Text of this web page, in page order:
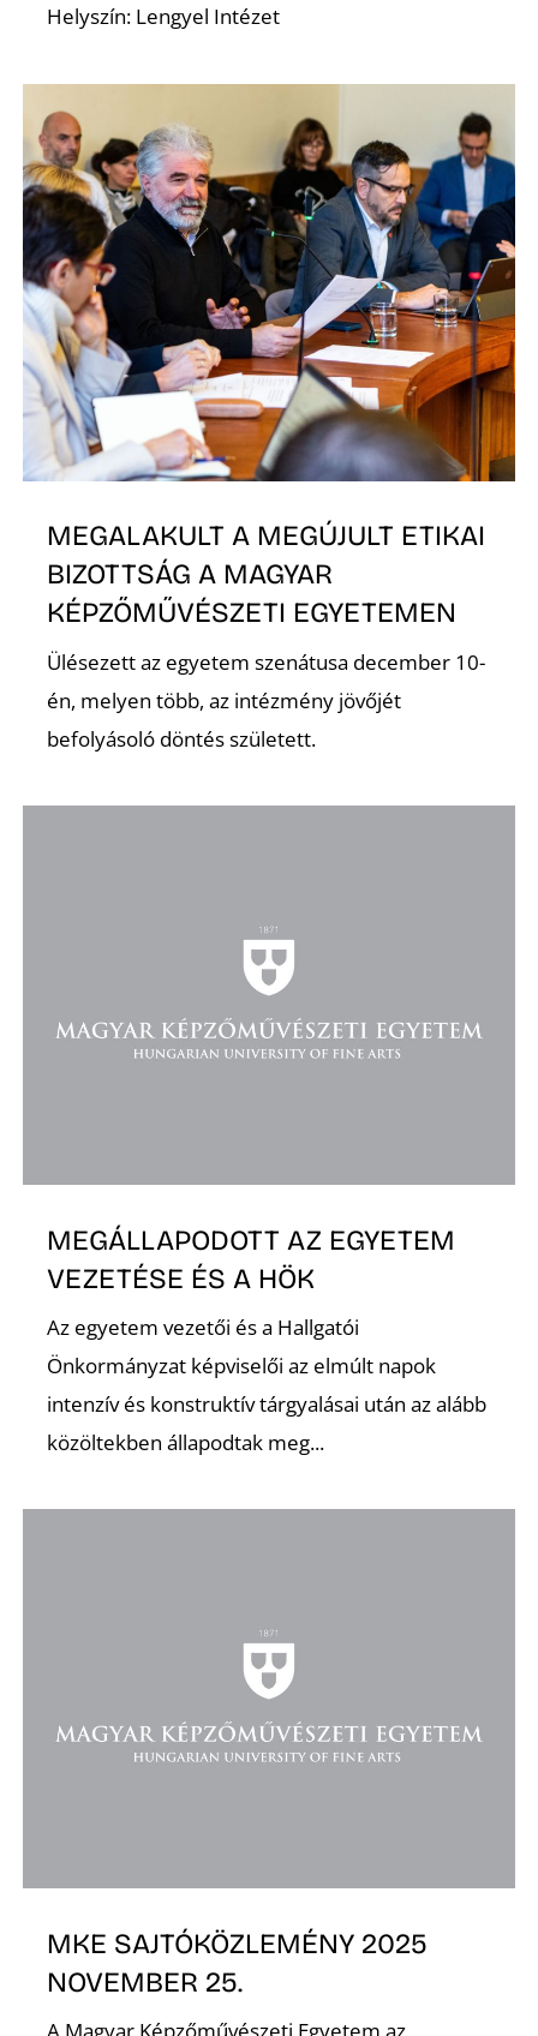
Helyszín: Lengyel Intézet
MEGALAKULT A MEGÚJULT ETIKAI
BIZOTTSÁG A MAGYAR
KÉPZŐMŰVÉSZETI EGYETEMEN
Ülésezett az egyetem szenátusa december 10-
én, melyen több, az intézmény jövőjét
befolyásoló döntés született.
MEGÁLLAPODOTT AZ EGYETEM
VEZETÉSE ÉS A HÖK
Az egyetem vezetői és a Hallgatói
Önkormányzat képviselői az elmúlt napok
intenzív és konstruktív tárgyalásai után az alább
közöltekben állapodtak meg...
MKE SAJTÓKÖZLEMÉNY 2025
NOVEMBER 25.